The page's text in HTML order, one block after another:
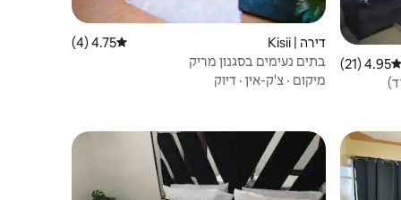
דירוג ממוצע של 4.95 מתוך 5, 21 ביקורות
4.95 (21)
דירה | Kisii דירוג ממוצע של 4.75 מתוך 5, 4 ביקורות
4.75 (4)
בתים נעימים בסגנון מריק
מיקום · צ'ק-אין · דיוק